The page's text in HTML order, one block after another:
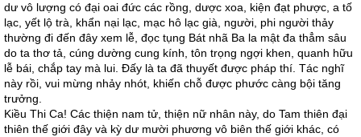
dư vô lượng có đại oai đức các rồng, dược xoa, kiện đạt phược, a tố
lạc, yết lộ trà, khẩn nại lạc, mạc hô lạc già, người, phi người thảy
thường đi đến đây xem lễ, đọc tụng Bát nhã Ba la mật đa thẳm sâu
do ta thơ tả, cúng dường cung kính, tôn trọng ngợi khen, quanh hữu
lễ bái, chắp tay mà lui. Đấy là ta đã thuyết được pháp thí. Tác nghĩ
này rồi, vui mừng nhảy nhót, khiến chỗ được phước càng bội tăng
trưởng.
Kiều Thi Ca! Các thiện nam tử, thiện nữ nhân này, do Tam thiên đại
thiên thế giới đây và kỳ dư mười phương vô biên thế giới khác, có